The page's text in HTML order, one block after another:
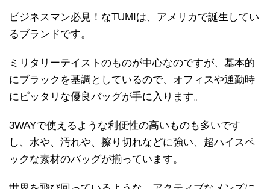
ビジネスマン必見！なTUMIは、アメリカで誕生してい
るブランドです。
ミリタリーテイストのものが中心なのですが、基本的
にブラックを基調としているので、オフィスや通勤時
にピッタリな優良バッグが手に入ります。
3WAYで使えるような利便性の高いものも多いです
し、水や、汚れや、擦り切れなどに強い、超ハイスペ
ックな素材のバッグが揃っています。